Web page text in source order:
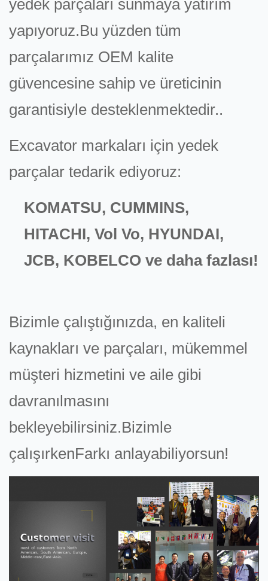
yedek parçaları sunmaya yatırım
yapıyoruz.Bu yüzden tüm
parçalarımız OEM kalite
güvencesine sahip ve üreticinin
garantisiyle desteklenmektedir..
Excavator markaları için yedek
parçalar tedarik ediyoruz:
KOMATSU, CUMMINS,
HITACHI, Vol Vo, HYUNDAI,
JCB, KOBELCO ve daha fazlası!
Bizimle çalıştığınızda, en kaliteli
kaynakları ve parçaları, mükemmel
müşteri hizmetini ve aile gibi
davranılmasını
bekleyebilirsiniz.Bizimle
çalışırkenFarkı anlayabiliyorsun!